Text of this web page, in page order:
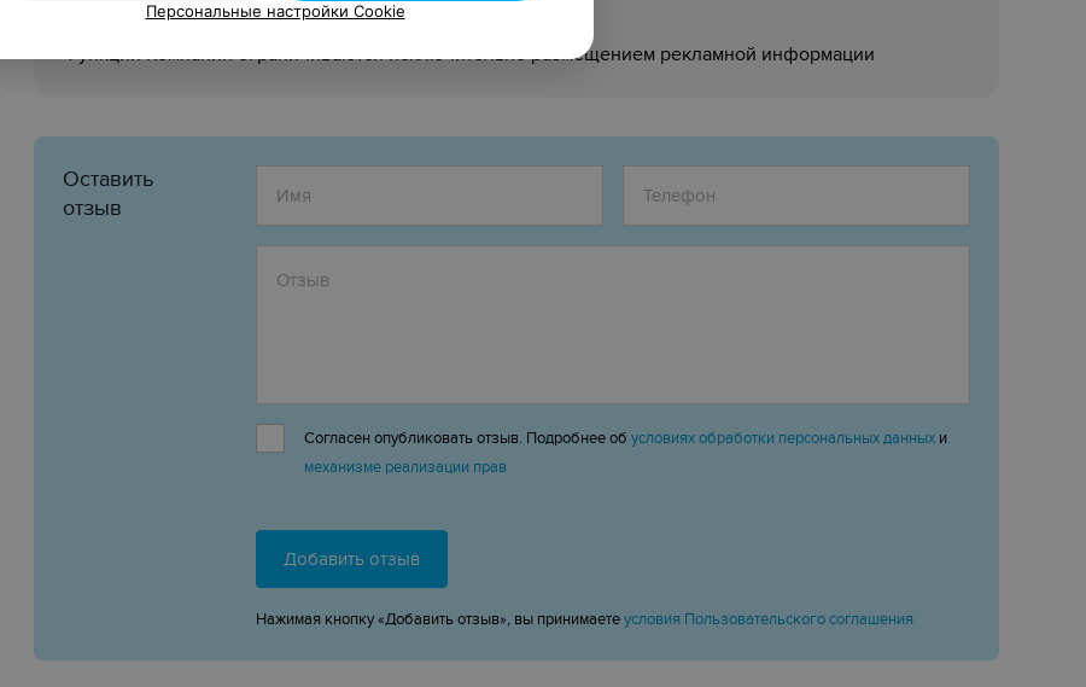
Relaх.by (Компания) не является продавцом билетов:
Функции Компании ограничиваются исключительно размещением рекламной информации
Оставить
отзыв
Согласен опубликовать отзыв. Подробнее об условиях обработки персональных данных и
механизме реализации прав
Добавить отзыв
Нажимая кнопку «Добавить отзыв», вы принимаетеусловия Пользовательского соглашения
Персональные настройки Cookie